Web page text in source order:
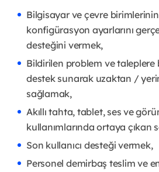
Bilgisayar ve çevre
konfigürasyon ayarlarını
desteğini vermek,
Bildirilen problem ve
destek sunarak uzaktan /
sağlamak,
Akıllı tahta, tablet, ses ve
kullanımlarında ortaya çıkan
Son kullanıcı desteği vermek,
Personel demirbaş teslim ve